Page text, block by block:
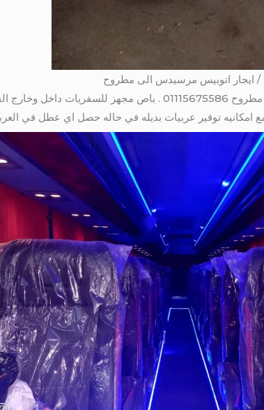
تاجير اتوبيس 50 راكب الى مرسى مطروح 01115675586 . باص
توفير عربيات بديله في حاله حصل اي عطل في العربيه .